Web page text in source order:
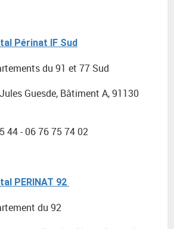
Périnat IF Sud
du 91 et 77 Sud
Guesde, Bâtiment A, 91130
44 - 06 76 75 74 02
PERINAT 92
du 92